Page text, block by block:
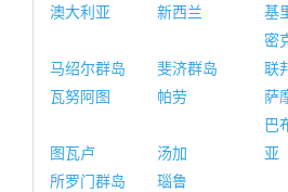
澳大利亚 新西兰 基
马绍尔群岛 斐济群岛
密
联
瓦努阿图
帕劳 萨
图瓦卢 汤加
巴
亚
所罗门群岛
瑙鲁